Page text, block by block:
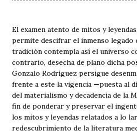
El examen atento de mitos y
permite descifrar el inmenso legado
tradición contempla así el universo
contrario, desecha de plano dicha
Gonzalo Rodríguez persigue
frente a este la vigencia —puesta al
del materialismo y decadencia de
fin de ponderar y preservar el
los mitos y leyendas relatados a lo
redescubrimiento de la literatura